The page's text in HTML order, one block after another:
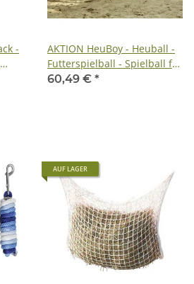
-
AKTION HeuBoy - Heuball -
Futterspielball - Spielball für
Pferde/Schafe/Ziegen
60,49 € *
AUF LAGER